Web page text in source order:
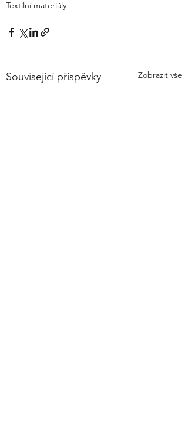
Textilní materiály
Související příspěvky Zobrazit vše